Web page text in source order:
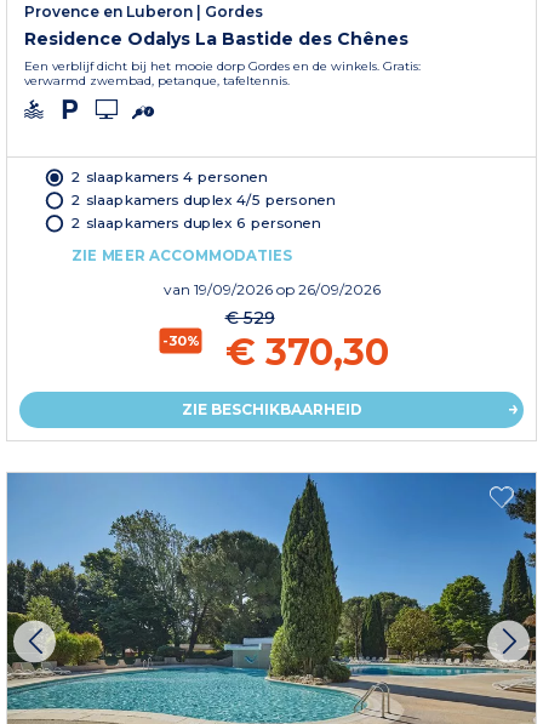
Provence en Luberon
Gordes
Residence Odalys La Bastide des Chênes
Een verblijf dicht bij het mooie dorp Gordes en de winkels. Gratis:
verwarmd zwembad, petanque, tafeltennis.
2 slaapkamers 4 personen
2 slaapkamers duplex 4/5 personen
2 slaapkamers duplex 6 personen
ZIE MEER ACCOMMODATIES
van 19/09/2026 op 26/09/2026
-30%
€ 529
€ 370,30
ZIE BESCHIKBAARHEID